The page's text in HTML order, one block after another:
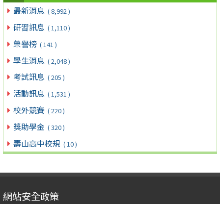
最新消息 ( 8,992 )
研習訊息 ( 1,110 )
榮譽榜 ( 141 )
學生消息 ( 2,048 )
考試訊息 ( 205 )
活動訊息 ( 1,531 )
校外競賽 ( 220 )
獎助學金 ( 320 )
壽山高中校規 ( 10 )
網站安全政策